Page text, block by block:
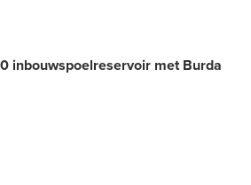
inbouwspoelreservoir met Burda